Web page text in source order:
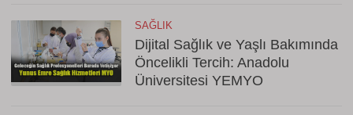
SAĞLIK
Dijital Sağlık ve Yaşlı Bakımında
Öncelikli Tercih: Anadolu
Üniversitesi YEMYO